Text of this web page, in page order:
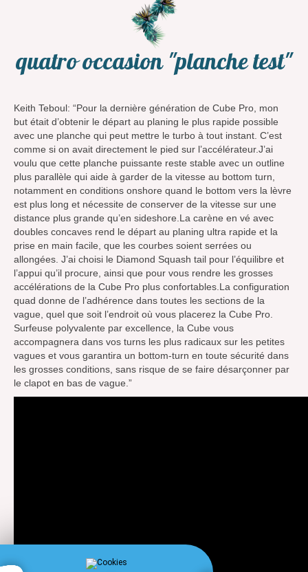
quatro occasion "planche test"
Keith Teboul: “Pour la dernière génération de Cube Pro, mon
but était d’obtenir le départ au planing le plus rapide possible
avec une planche qui peut mettre le turbo à tout instant. C’est
comme si on avait directement le pied sur l’accélérateur.J’ai
voulu que cette planche puissante reste stable avec un outline
plus parallèle qui aide à garder de la vitesse au bottom turn,
notamment en conditions onshore quand le bottom vers la lèvre
est plus long et nécessite de conserver de la vitesse sur une
distance plus grande qu’en sideshore.La carène en vé avec
doubles concaves rend le départ au planing ultra rapide et la
prise en main facile, que les courbes soient serrées ou
allongées. J’ai choisi le Diamond Squash tail pour l’équilibre et
l’appui qu’il procure, ainsi que pour vous rendre les grosses
accélérations de la Cube Pro plus confortables.La configuration
quad donne de l’adhérence dans toutes les sections de la
vague, quel que soit l’endroit où vous placerez la Cube Pro.
Surfeuse polyvalente par excellence, la Cube vous
accompagnera dans vos turns les plus radicaux sur les petites
vagues et vous garantira un bottom-turn en toute sécurité dans
les grosses conditions, sans risque de se faire désarçonner par
le clapot en bas de vague.”